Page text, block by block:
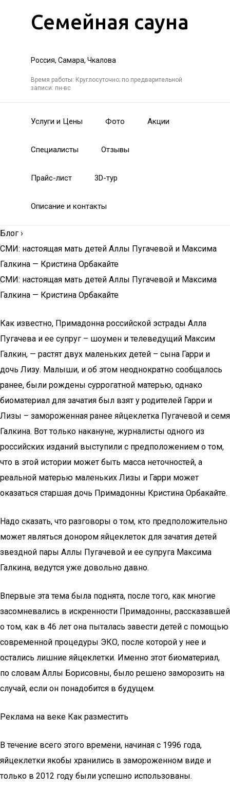
Семейная сауна
Россия, Самара, Чкалова
Время работы: Круглосуточно; по предварительной
записи: пн-вс
Услуги и Цены Фото Акции
Специалисты Отзывы
Прайс-лист 3D-тур
Описание и контакты
Блог ›
СМИ: настоящая мать детей Аллы Пугачевой и Максима
Галкина — Кристина Орбакайте
СМИ: настоящая мать детей Аллы Пугачевой и Максима
Галкина — Кристина Орбакайте
Как известно, Примадонна российской эстрады Алла
Пугачева и ее супруг – шоумен и телеведущий Максим
Галкин, — растят двух маленьких детей – сына Гарри и
дочь Лизу. Малыши, и об этом неоднократно сообщалось
ранее, были рождены суррогатной матерью, однако
биоматериал для зачатия был взят у родителей Гарри и
Лизы – замороженная ранее яйцеклетка Пугачевой и семя
Галкина. Вот только накануне, журналисты одного из
российских изданий выступили с предположением о том,
что в этой истории может быть масса неточностей, а
реальной матерью маленьких Лизы и Гарри может
оказаться старшая дочь Примадонны Кристина Орбакайте.
Надо сказать, что разговоры о том, кто предположительно
может являться донором яйцеклеток для зачатия детей
звездной пары Аллы Пугачевой и ее супруга Максима
Галкина, ведутся уже довольно давно.
Впервые эта тема была поднята, после того, как многие
засомневались в искренности Примадонны, рассказавшей
о том, как в 46 лет она пыталась завести детей с помощью
современной процедуры ЭКО, после которой у нее и
остались лишние яйцеклетки. Именно этот биоматериал,
по словам Аллы Борисовны, было решено заморозить на
случай, если он понадобится в будущем.
Реклама на веке Как разместить
В течение всего этого времени, начиная с 1996 года,
яйцеклетки якобы хранились в замороженном виде и
только в 2012 году были успешно использованы.